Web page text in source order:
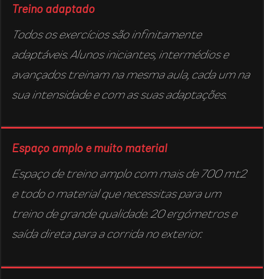
Treino adaptado
Todos os exercícios são infinitamente
adaptáveis. Alunos iniciantes, intermédios e
avançados treinam na mesma aula, cada um na
sua intensidade e com as suas adaptações.
Espaço amplo e muito material
Espaço de treino amplo com mais de 700 mt2
e todo o material que necessitas para um
treino de grande qualidade. 20 ergómetros e
saída direta para a corrida no exterior.